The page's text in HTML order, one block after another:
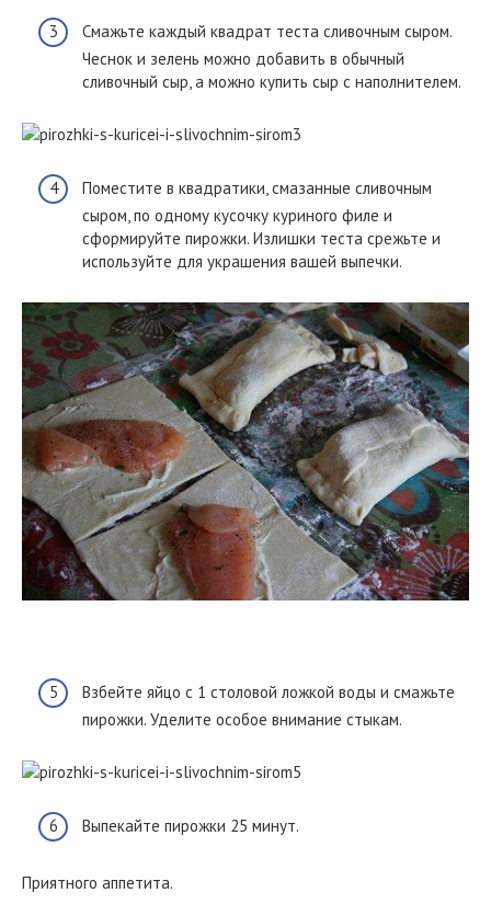
Смажьте каждый квадрат теста сливочным сыром.
Чеснок и зелень можно добавить в обычный
сливочный сыр, а можно купить сыр с наполнителем.
Поместите в квадратики, смазанные сливочным
сыром, по одному кусочку куриного филе и
сформируйте пирожки. Излишки теста срежьте и
используйте для украшения вашей выпечки.
Взбейте яйцо с 1 столовой ложкой воды и смажьте
пирожки. Уделите особое внимание стыкам.
Выпекайте пирожки 25 минут.
Приятного аппетита.